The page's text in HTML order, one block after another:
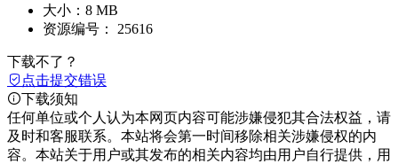
大小： 8 MB
资源编号： 25616
下载不了？
点击提交错误
下载须知
任何单位或个人认为本网页内容可能涉嫌侵犯其合法权益，请
及时和客服联系。本站将会第一时间移除相关涉嫌侵权的内
容。本站关于用户或其发布的相关内容均由用户自行提供，用